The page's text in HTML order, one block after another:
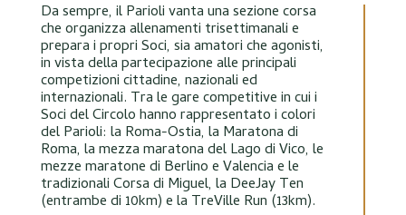
Da sempre, il Parioli vanta una sezione corsa
che organizza allenamenti trisettimanali e
prepara i propri Soci, sia amatori che agonisti,
in vista della partecipazione alle principali
competizioni cittadine, nazionali ed
internazionali. Tra le gare competitive in cui i
Soci del Circolo hanno rappresentato i colori
del Parioli: la Roma-Ostia, la Maratona di
Roma, la mezza maratona del Lago di Vico, le
mezze maratone di Berlino e Valencia e le
tradizionali Corsa di Miguel, la DeeJay Ten
(entrambe di 10km) e la TreVille Run (13km).